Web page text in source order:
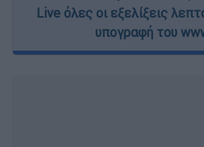
Live όλες οι εξελίξεις
υπογραφή του